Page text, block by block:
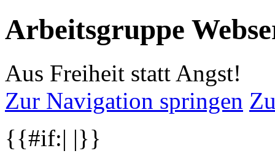
Arbeitsgruppe
Aus Freiheit statt Angst!
Zur Navigation springen
{{#if:| |}}